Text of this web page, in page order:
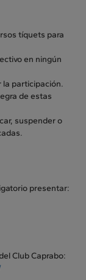
tíquets para
en ningún
la participación.
de estas
suspender o
presentar:
Club Caprabo: